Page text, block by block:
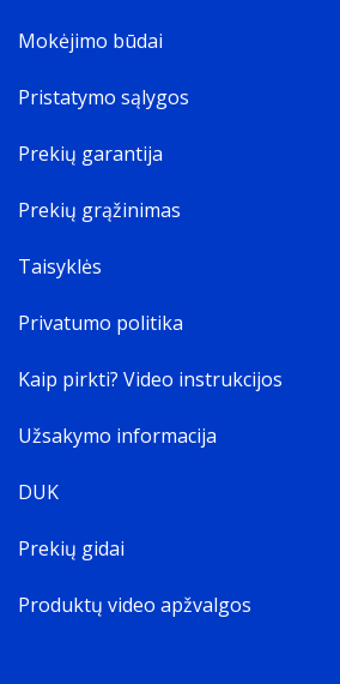
Mokėjimo būdai
Pristatymo sąlygos
Prekių garantija
Prekių grąžinimas
Taisyklės
Privatumo politika
Kaip pirkti? Video instrukcijos
Užsakymo informacija
DUK
Prekių gidai
Produktų video apžvalgos